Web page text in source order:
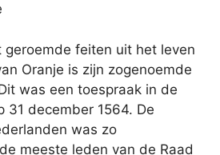
geroemde feiten uit het leven
Oranje is zijn zogenoemde
was een toespraak in de
31 december 1564. De
was zo
meeste leden van de Raad